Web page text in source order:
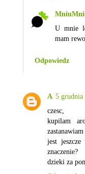
U mnie
mam
Odpowiedz
A 5 grudnia
czesc,
kupilam
jest
znaczenie?
dzieki za